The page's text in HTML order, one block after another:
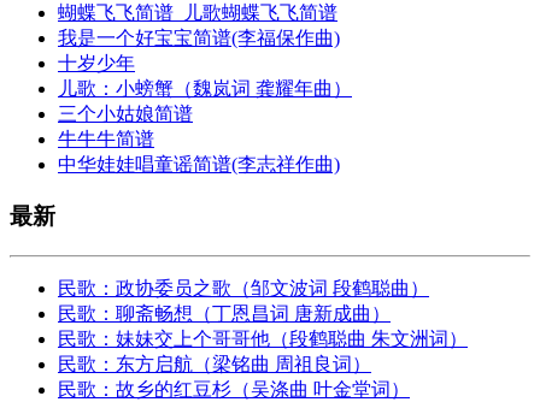
蝴蝶飞飞简谱_儿歌蝴蝶飞飞简谱
我是一个好宝宝简谱(李福保作曲)
十岁少年
儿歌：小螃蟹（魏岚词 龚耀年曲）
三个小姑娘简谱
牛牛牛简谱
中华娃娃唱童谣简谱(李志祥作曲)
最新
民歌：政协委员之歌（邹文波词 段鹤聪曲）
民歌：聊斋畅想（丁恩昌词 唐新成曲）
民歌：妹妹交上个哥哥他（段鹤聪曲 朱文洲词）
民歌：东方启航（梁铭曲 周祖良词）
民歌：故乡的红豆杉（吴涤曲 叶金堂词）